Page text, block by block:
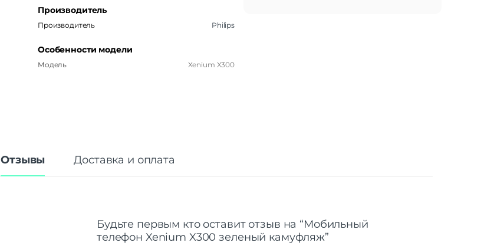
Производитель
Производитель Philips
Особенности модели
Модель Xenium X300
Отзывы Доставка и оплата
Будьте первым кто оставит отзыв на “Мобильный
телефон Xenium X300 зеленый камуфляж”